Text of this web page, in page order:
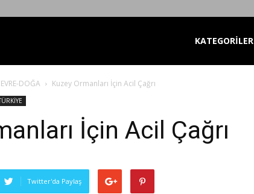
KATEGORİLER
DOĞA Kuzey Ormanları İçin Acil Çağrı
İçin Acil Çağrı
Twitter'da Paylaş